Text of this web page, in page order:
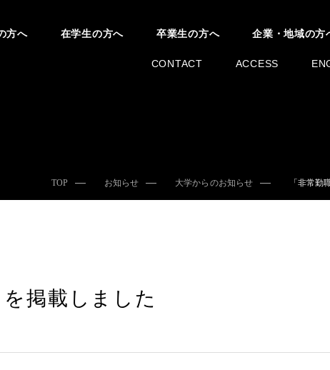
方へ 在学生の方へ 卒業生の方へ 企業・地域の方
CONTACT ACCESS
TOP お知らせ 大学からのお知らせ 「非常勤
を掲載しました